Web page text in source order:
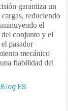
garantiza un
reduciendo
el
del conjunto y el
pasador
mecánico
fiabilidad del
Blog ES